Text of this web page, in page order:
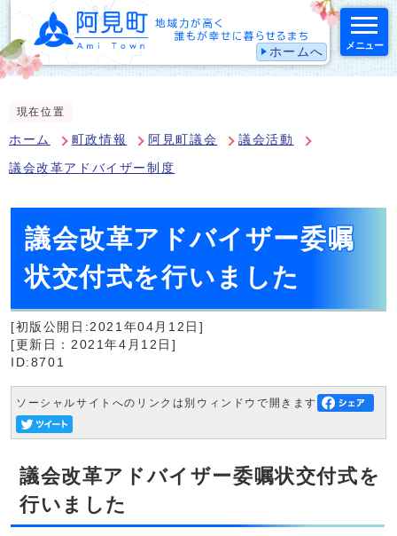
ホームへ メニュー
現在位置
ホーム 町政情報 阿見町議会 議会活動
議会改革アドバイザー制度
議会改革アドバイザー委嘱
状交付式を行いました
[初版公開日:2021年04月12日]
[更新日：2021年4月12日]
ID:8701
ソーシャルサイトへのリンクは別ウィンドウで開きます
議会改革アドバイザー委嘱状交付式を
行いました